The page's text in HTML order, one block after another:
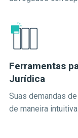
Ferramentas
Jurídica
Suas demandas
de maneira